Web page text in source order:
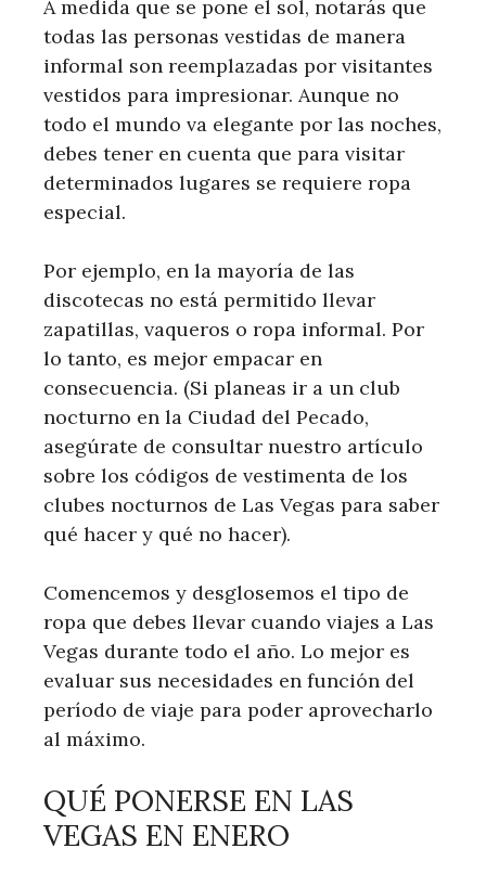
A medida que se pone el sol, notarás que
todas las personas vestidas de manera
informal son reemplazadas por visitantes
vestidos para impresionar. Aunque no
todo el mundo va elegante por las noches,
debes tener en cuenta que para visitar
determinados lugares se requiere ropa
especial.
Por ejemplo, en la mayoría de las
discotecas no está permitido llevar
zapatillas, vaqueros o ropa informal. Por
lo tanto, es mejor empacar en
consecuencia. (Si planeas ir a un club
nocturno en la Ciudad del Pecado,
asegúrate de consultar nuestro artículo
sobre los códigos de vestimenta de los
clubes nocturnos de Las Vegas para saber
qué hacer y qué no hacer).
Comencemos y desglosemos el tipo de
ropa que debes llevar cuando viajes a Las
Vegas durante todo el año. Lo mejor es
evaluar sus necesidades en función del
período de viaje para poder aprovecharlo
al máximo.
QUÉ PONERSE EN LAS
VEGAS EN ENERO